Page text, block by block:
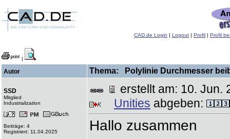
CAD.de Login | Logout | Profil | Profil
|
Autor Thema: Polylinie Durchmesser
SSD
Mitglied
Industrialization
Beiträge: 4
Registriert: 11.04.2025
erstellt am: 10.
Unities abgeben:
Hallo zusammen